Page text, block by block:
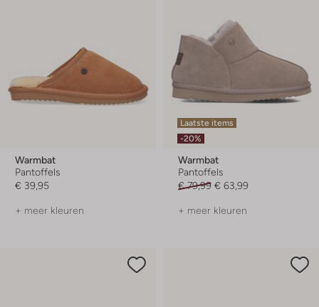
Warmbat
Pantoffels
€ 39,95
+ meer kleuren
Laatste items
-20%
Warmbat
Pantoffels
€ 79,99 € 63,99
+ meer kleuren